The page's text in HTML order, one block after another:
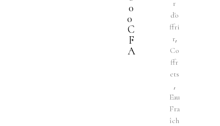
0
0
C
F
A
r
d'o
ffri
r,
Co
ffr
ets
,
Eau
Fra
îch